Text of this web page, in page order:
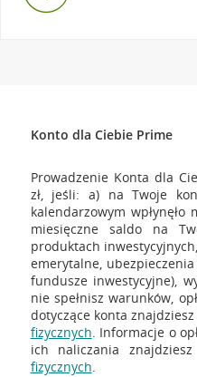
Konto dla Ciebie Prime
Prowadzenie Konta dla
zł, jeśli: a) na Twoje
kalendarzowym
miesięczne saldo na
produktach
emerytalne,
fundusze inwestycyjne),
nie spełnisz warunków,
dotyczące konta
fizycznych. Informacje o
ich naliczania
fizycznych.